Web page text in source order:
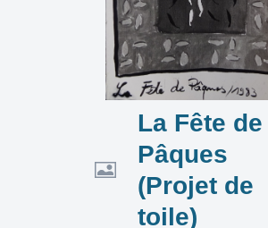
La Fête de
Pâques
(Projet de
toile)